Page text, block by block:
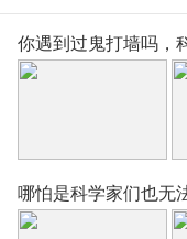
你遇到过鬼打墙吗，
哪怕是科学家们也无